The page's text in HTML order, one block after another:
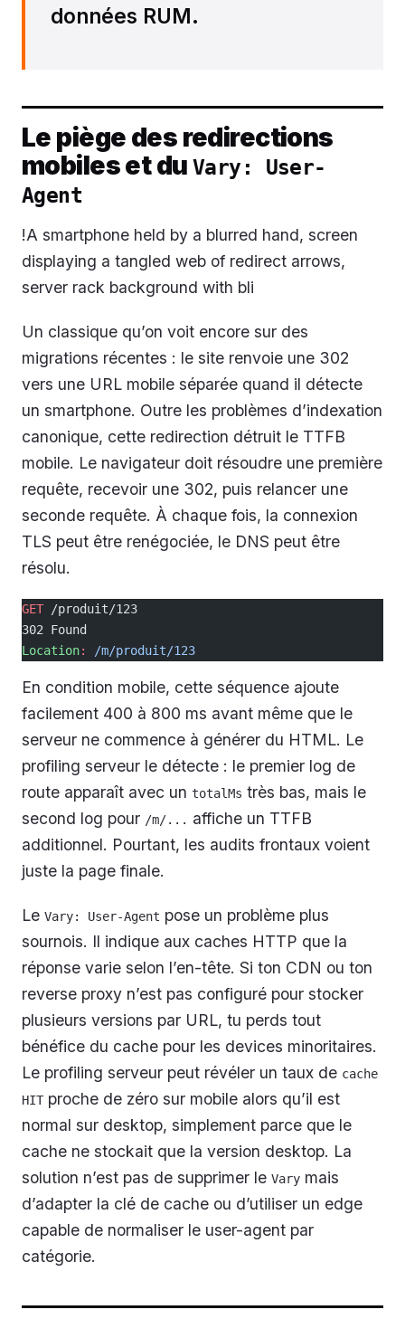
données RUM.
Le piège des redirections
mobiles et duVary: User-
Agent
!A smartphone held by a blurred hand, screen
displaying a tangled web of redirect arrows,
server rack background with bli
Un classique qu’on voit encore sur des
migrations récentes : le site renvoie une 302
vers une URL mobile séparée quand il détecte
un smartphone. Outre les problèmes d’indexation
canonique, cette redirection détruit le TTFB
mobile. Le navigateur doit résoudre une première
requête, recevoir une 302, puis relancer une
seconde requête. À chaque fois, la connexion
TLS peut être renégociée, le DNS peut être
résolu.
GET /produit/123
302 Found
Location: /m/produit/123
En condition mobile, cette séquence ajoute
facilement 400 à 800 ms avant même que le
serveur ne commence à générer du HTML. Le
profiling serveur le détecte : le premier log de
route apparaît avec un totalMs très bas, mais le
second log pour /m/... affiche un TTFB
additionnel. Pourtant, les audits frontaux voient
juste la page finale.
Le Vary: User-Agent pose un problème plus
sournois. Il indique aux caches HTTP que la
réponse varie selon l’en-tête. Si ton CDN ou ton
reverse proxy n’est pas configuré pour stocker
plusieurs versions par URL, tu perds tout
bénéfice du cache pour les devices minoritaires.
Le profiling serveur peut révéler un taux de cache
HITproche de zéro sur mobile alors qu’il est
normal sur desktop, simplement parce que le
cache ne stockait que la version desktop. La
solution n’est pas de supprimer le Vary mais
d’adapter la clé de cache ou d’utiliser un edge
capable de normaliser le user-agent par
catégorie.